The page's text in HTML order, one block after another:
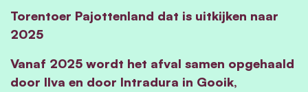
Torentoer Pajottenland dat is uitkijken naar
2025
Vanaf 2025 wordt het afval samen opgehaald
door Ilva en door Intradura in Gooik,